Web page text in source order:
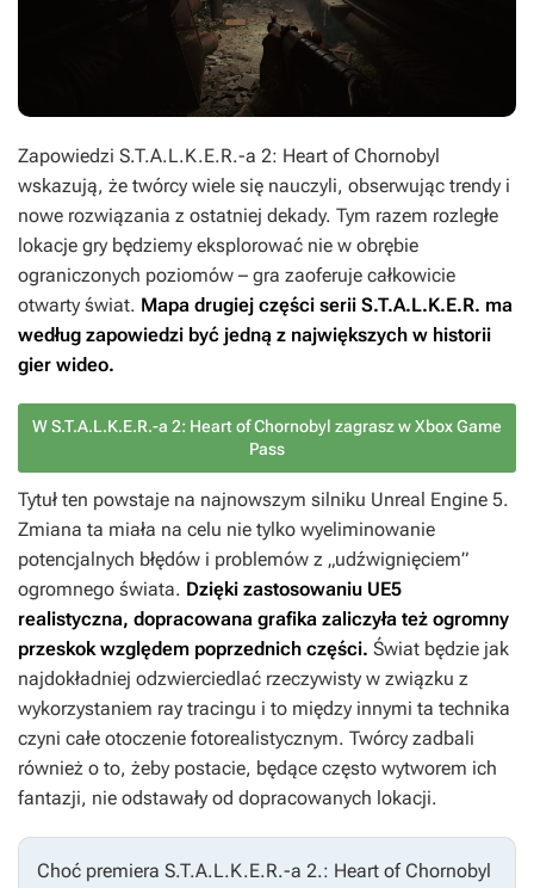
Zapowiedzi S.T.A.L.K.E.R.-a 2: Heart of Chornobyl
wskazują, że twórcy wiele się nauczyli, obserwując trendy i
nowe rozwiązania z ostatniej dekady. Tym razem rozległe
lokacje gry będziemy eksplorować nie w obrębie
ograniczonych poziomów – gra zaoferuje całkowicie
otwarty świat. Mapa drugiej części serii S.T.A.L.K.E.R. ma
według zapowiedzi być jedną z największych w historii
gier wideo.
W S.T.A.L.K.E.R.-a 2: Heart of Chornobyl zagrasz w Xbox Game
Pass
Tytuł ten powstaje na najnowszym silniku Unreal Engine 5.
Zmiana ta miała na celu nie tylko wyeliminowanie
potencjalnych błędów i problemów z „udźwignięciem”
ogromnego świata. Dzięki zastosowaniu UE5
realistyczna, dopracowana grafika zaliczyła też ogromny
przeskok względem poprzednich części. Świat będzie jak
najdokładniej odzwierciedlać rzeczywisty w związku z
wykorzystaniem ray tracingu i to między innymi ta technika
czyni całe otoczenie fotorealistycznym. Twórcy zadbali
również o to, żeby postacie, będące często wytworem ich
fantazji, nie odstawały od dopracowanych lokacji.
Choć premiera S.T.A.L.K.E.R.-a 2.: Heart of Chornobyl